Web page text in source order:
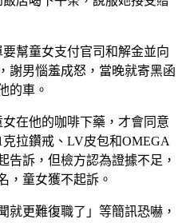
幫童女支付官司和解金並向
謝男惱羞成怒，當晚就寄黑函
的車。
在他的咖啡下藥，才會同意
拉鑽戒、LV皮包和OMEGA
告訴，但檢方認為證據不足，
，童女獲不起訴。
就更難復職了」等簡訊恐嚇，